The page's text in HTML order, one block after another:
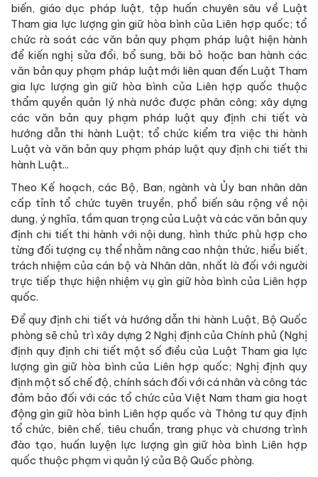
biến, giáo dục pháp luật, tập huấn chuyên sâu về Luật
Tham gia lực lượng gìn giữ hòa bình của Liên hợp quốc; tổ
chức rà soát các văn bản quy phạm pháp luật hiện hành
để kiến nghị sửa đổi, bổ sung, bãi bỏ hoặc ban hành các
văn bản quy phạm pháp luật mới liên quan đến Luật Tham
gia lực lượng gìn giữ hòa bình của Liên hợp quốc thuộc
thẩm quyền quản lý nhà nước được phân công; xây dựng
các văn bản quy phạm pháp luật quy định chi tiết và
hướng dẫn thi hành Luật; tổ chức kiểm tra việc thi hành
Luật và văn bản quy phạm pháp luật quy định chi tiết thi
hành Luật...
Theo Kế hoạch, các Bộ, Ban, ngành và Ủy ban nhân dân
cấp tỉnh tổ chức tuyên truyền, phổ biến sâu rộng về nội
dung, ý nghĩa, tầm quan trọng của Luật và các văn bản quy
định chi tiết thi hành với nội dung, hình thức phù hợp cho
từng đối tượng cụ thể nhằm nâng cao nhận thức, hiểu biết,
trách nhiệm của cán bộ và Nhân dân, nhất là đối với người
trực tiếp thực hiện nhiệm vụ gìn giữ hòa bình của Liên hợp
quốc.
Để quy định chi tiết và hướng dẫn thi hành Luật, Bộ Quốc
phòng sẽ chủ trì xây dựng 2 Nghị định của Chính phủ (Nghị
định quy định chi tiết một số điều của Luật Tham gia lực
lượng gìn giữ hòa bình của Liên hợp quốc; Nghị định quy
định một số chế độ, chính sách đối với cá nhân và công tác
đảm bảo đối với các tổ chức của Việt Nam tham gia hoạt
động gìn giữ hòa bình Liên hợp quốc và Thông tư quy định
tổ chức, biên chế, tiêu chuẩn, trang phục và chương trình
đào tạo, huấn luyện lực lượng gìn giữ hòa bình Liên hợp
quốc thuộc phạm vi quản lý của Bộ Quốc phòng.